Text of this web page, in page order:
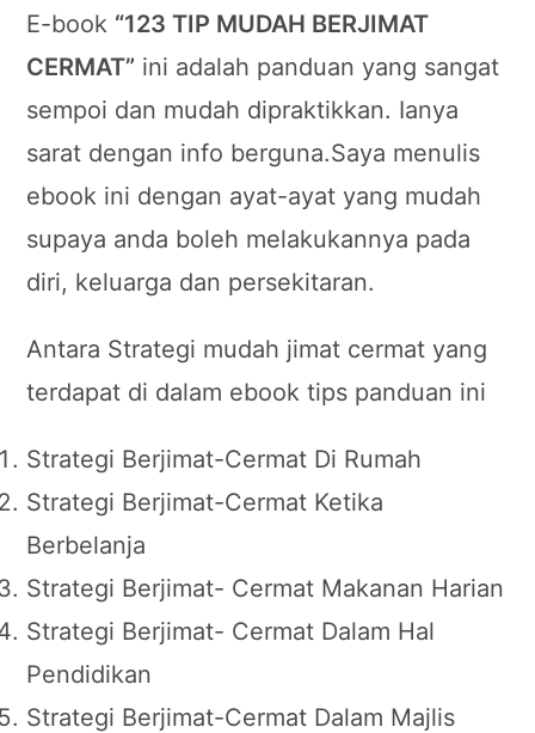
E-book “123 TIP MUDAH BERJIMAT
CERMAT” ini adalah panduan yang sangat
sempoi dan mudah dipraktikkan. Ianya
sarat dengan info berguna.Saya menulis
ebook ini dengan ayat-ayat yang mudah
supaya anda boleh melakukannya pada
diri, keluarga dan persekitaran.
Antara Strategi mudah jimat cermat yang
terdapat di dalam ebook tips panduan ini
Strategi Berjimat-Cermat Di Rumah
Strategi Berjimat-Cermat Ketika
Berbelanja
Strategi Berjimat- Cermat Makanan Harian
Strategi Berjimat- Cermat Dalam Hal
Pendidikan
Strategi Berjimat-Cermat Dalam Majlis